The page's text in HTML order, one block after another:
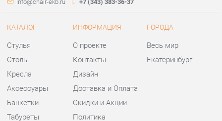
Банкетки
Пуфы
Мини-Диваны
Комплектующие
Скидки и Акции
Гарантия
Помощь
КОНТАКТЫ